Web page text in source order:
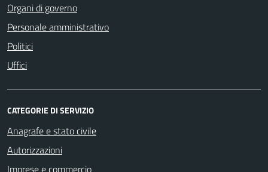
Organi di governo
Personale amministrativo
Politici
Uffici
CATEGORIE DI SERVIZIO
Anagrafe e stato civile
Autorizzazioni
Imprese e commercio